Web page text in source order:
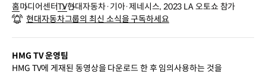
홈미디어센터TV현대자동차·기아·제네시스, 2023 LA 오토쇼 참가
현대자동차그룹의 최신 소식을 구독하세요
HMG TV 운영팀
HMG TV에 게재된 동영상을 다운로드 한 후 임의사용하는 것을